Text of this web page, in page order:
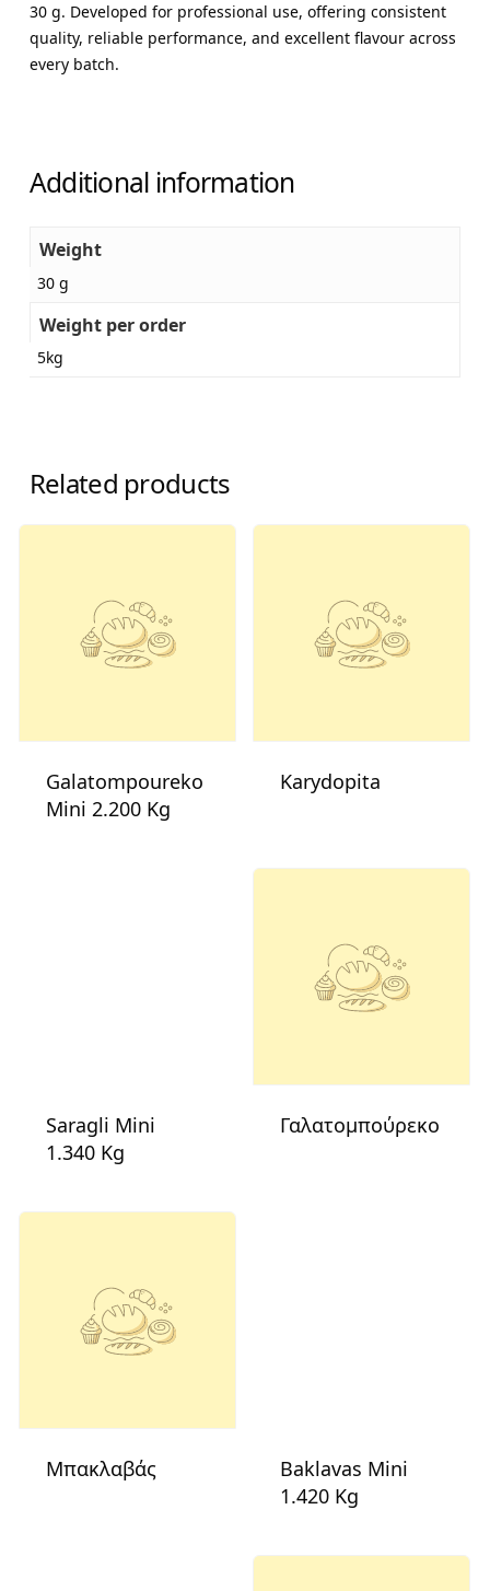
30 g. Developed for professional use, offering consistent
quality, reliable performance, and excellent flavour across
every batch.
Additional information
Weight
30 g
Weight per order
5kg
Related products
Galatompoureko
Mini 2.200 Kg
Karydopita
Saragli Mini
1.340 Kg
Γαλατομπούρεκο
Μπακλαβάς
Baklavas Mini
1.420 Kg